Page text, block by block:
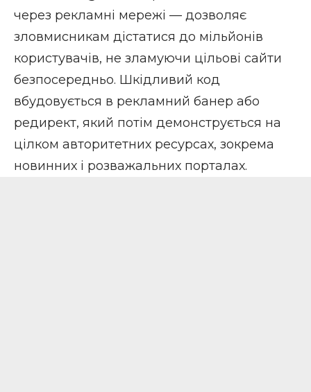
через рекламні мережі — дозволяє
зловмисникам дістатися до мільйонів
користувачів, не зламуючи цільові сайти
безпосередньо. Шкідливий код
вбудовується в рекламний банер або
редирект, який потім демонструється на
цілком авторитетних ресурсах, зокрема
новинних і розважальних порталах.